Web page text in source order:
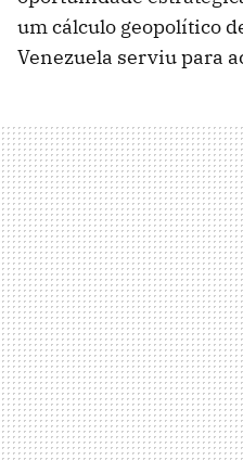
um cálculo geopolítico
Venezuela serviu para